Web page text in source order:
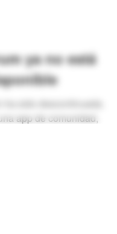
ya no está
ha sido descontinuada.
app de comunidad,